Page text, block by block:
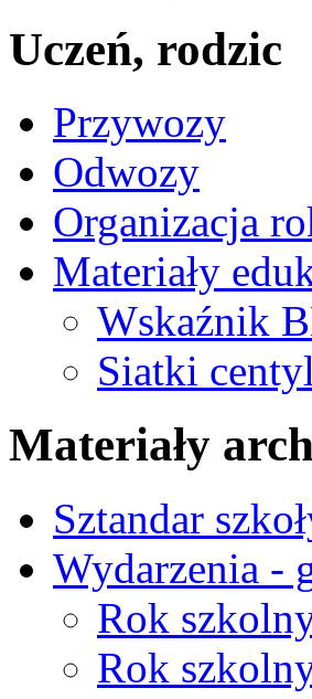
Uczeń, rodzic
Przywozy
Odwozy
Organizacja
Materiały
Wskaźnik
Siatki
Materiały
Sztandar
Wydarzenia -
Rok
Rok